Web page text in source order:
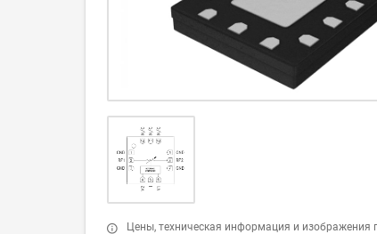
Цены, техническая информация и изображения